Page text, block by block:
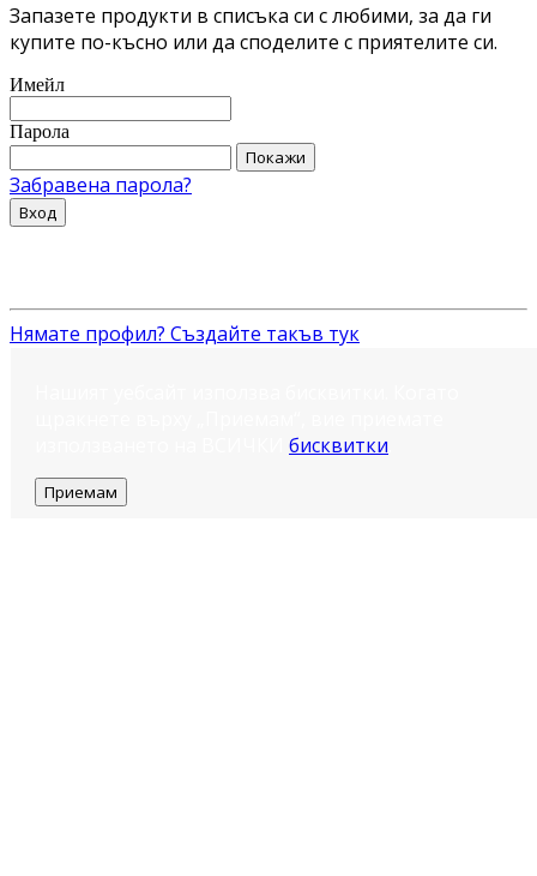
Запазете продукти в списъка си с любими, за да ги
купите по-късно или да споделите с приятелите си.
Имейл
Парола
Покажи
Забравена парола?
Вход
Нямате профил? Създайте такъв тук
бисквитки
Приемам